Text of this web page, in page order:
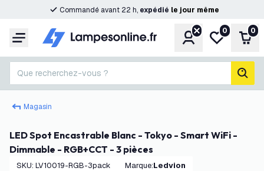
Commandé avant 22 h, expédié le jour même
Menu CompteMa liste de
0 0
Que recherchez-vous ?
Magasin
LED Spot Encastrable Blanc - Tokyo - Smart WiFi -
Dimmable - RGB+CCT - 3 pièces
SKU: LV10019-RGB-3pack Marque: Ledvion